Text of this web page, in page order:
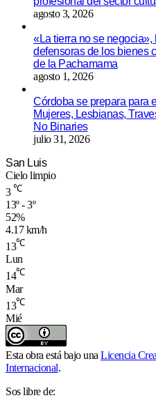
agosto 3, 2026
«La tierra no se
defensoras de los bienes
de la Pachamama
agosto 1, 2026
Córdoba se prepara para
Mujeres, Lesbianas,
No Binaries
julio 31, 2026
San Luis
Cielo limpio
3 ℃
13º - 3º
52%
4.17 km/h
13℃
Lun
14℃
Mar
13℃
Mié
Esta obra está bajo una Licencia
Internacional.
Sos libre de: